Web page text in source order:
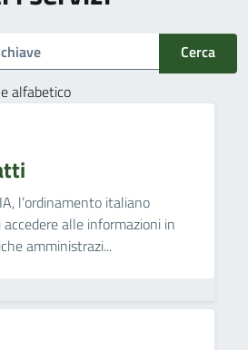
Cerca
alfabetico
l’ordinamento italiano
alle informazioni in
amministrazi...